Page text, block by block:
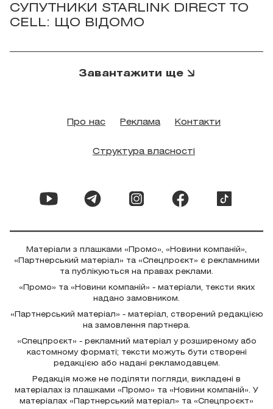
СУПУТНИКИ STARLINK DIRECT TO
CELL: ЩО ВІДОМО
Завантажити ще
Про нас Реклама Контакти
Структура власності
Матеріали з плашками «Промо», «Новини компаній»,
«Партнерський матеріал» та «Спецпроєкт» є рекламними
та публікуються на правах реклами.
«Промо» та «Новини компаній» - матеріали, тексти яких
надано замовником.
«Партнерський матеріал» - матеріал, створений редакцією
на замовлення партнера.
«Спецпроєкт» - рекламний матеріал у розширеному або
кастомному форматі; тексти можуть бути створені
редакцією або надані рекламодавцем.
Редакція може не поділяти погляди, викладені в
матеріалах із плашками «Промо» та «Новини компаній». У
матеріалах «Партнерський матеріал» та «Спецпроєкт»